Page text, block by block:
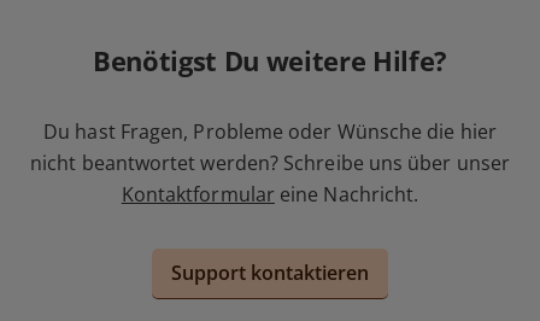
Benötigst Du weitere Hilfe?
Du hast Fragen, Probleme oder Wünsche die hier
nicht beantwortet werden? Schreibe uns über unser
Kontaktformular eine Nachricht.
Support kontaktieren